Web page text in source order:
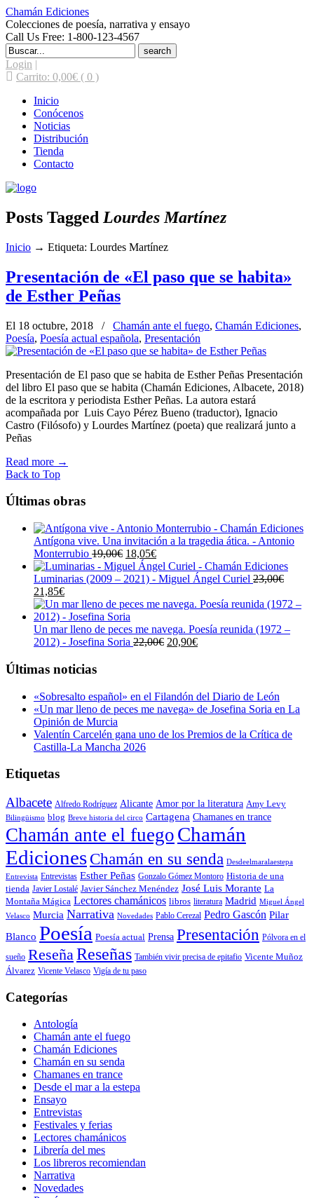
Chamán Ediciones
Colecciones de poesía, narrativa y ensayo
Call Us Free: 1-800-123-4567
Search
for:
Login |
Carrito: 0,00€ ( 0 )
Inicio
Conócenos
Noticias
Distribución
Tienda
Contacto
Posts Tagged Lourdes Martínez
Inicio → Etiqueta: Lourdes Martínez
Presentación de «El paso que se habita»
de Esther Peñas
El 18 octubre, 2018 / Chamán ante el fuego, Chamán Ediciones,
Poesía, Poesía actual española, Presentación
Presentación de El paso que se habita de Esther Peñas Presentación
del libro El paso que se habita (Chamán Ediciones, Albacete, 2018)
de la escritora y periodista Esther Peñas. La autora estará
acompañada por Luis Cayo Pérez Bueno (traductor), Ignacio
Castro (Filósofo) y Lourdes Martínez (poeta) que realizará junto a
Peñas
Read more →
Back to Top
Últimas obras
Antígona vive. Una invitación a la tragedia ática. - Antonio
Monterrubio 19,00€ El
precio
original
19,00€.
18,05€El
precio
actual
18,05€.
Luminarias (2009 – 2021) - Miguel Ángel Curiel 23,00€
El
precio
original
era:
23,00€.
21,85€El
precio
actual
es:
21,85€.
Un mar lleno de peces me navega. Poesía reunida (1972 –
2012) - Josefina Soria 22,00€ El
22,00€.
20,90€El
20,90€.
Últimas noticias
«Sobresalto español» en el Filandón del Diario de León
«Un mar lleno de peces me navega» de Josefina Soria en La
Opinión de Murcia
Valentín Carcelén gana uno de los Premios de la Crítica de
Castilla-La Mancha 2026
Etiquetas
Albacete Alfredo Rodríguez Alicante Amor por la literatura Amy Levy
Bilingüismo blog Breve historia del circo Cartagena Chamanes en trance
Chamán ante el fuego Chamán
Ediciones Chamán en su senda Desdeelmaralaestepa
Entrevista Entrevistas Esther Peñas Gonzalo Gómez Montoro Historia de una
tienda Javier Lostalé Javier Sánchez Menéndez José Luis Morante La
Montaña Mágica Lectores chamánicos libros literatura Madrid Miguel Ángel
Velasco Murcia Narrativa Novedades Pablo Cerezal Pedro Gascón Pilar
Blanco Poesía Poesía actual Prensa Presentación Pólvora en el
sueño Reseña Reseñas También vivir precisa de epitafio Vicente Muñoz
Álvarez Vicente Velasco Vigía de tu paso
Categorías
Antología
Chamán ante el fuego
Chamán Ediciones
Chamán en su senda
Chamanes en trance
Desde el mar a la estepa
Ensayo
Entrevistas
Festivales y ferias
Lectores chamánicos
Librería del mes
Los libreros recomiendan
Narrativa
Novedades